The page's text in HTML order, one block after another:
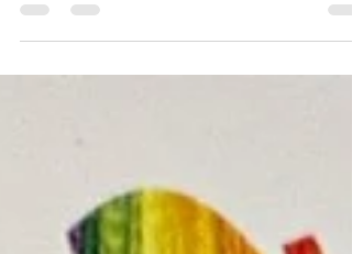
payer plus cher ? #dks #dksgrenoble